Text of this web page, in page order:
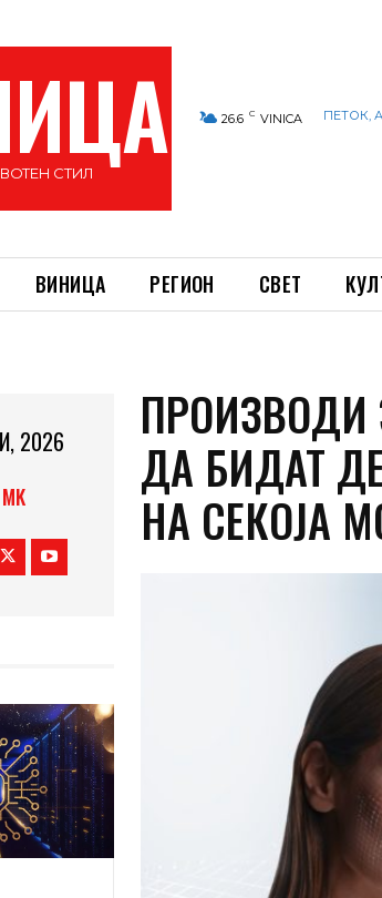
СТИЛ
26.6 C VINICA ПЕТОК,
ВИНИЦА РЕГИОН СВЕТ
2026
ПРОИЗВОДИ
ДА БИДАТ
НА СЕКОЈА